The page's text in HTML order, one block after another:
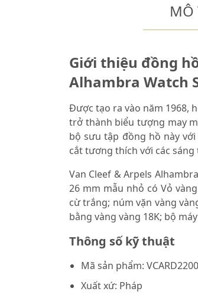
MÔ
Giới thiệu đồng
Alhambra Watch
Được tạo ra vào năm 1968,
trở thành biểu tượng may
bộ sưu tập đồng hồ này
cắt tương thích với các
Van Cleef & Arpels
26 mm mẫu nhỏ có Vỏ
cừ trắng; núm vặn vàng
bằng vàng vàng 18K; bộ
Thông số kỹ thuật
Mã sản phẩm:
Xuất xứ: Pháp